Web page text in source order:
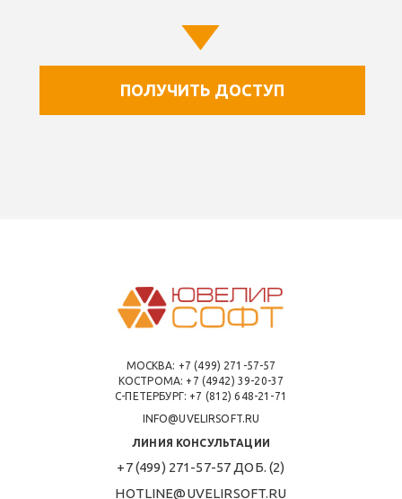
ПОЛУЧИТЬ ДОСТУП
ЛИНИЯ КОНСУЛЬТАЦИИ
+7 (499) 271-57-57 ДОБ. (2)
HOTLINE@UVELIRSOFT.RU
МОСКВА: +7 (499) 271-57-57
КОСТРОМА: +7 (4942) 39-20-37
С-ПЕТЕРБУРГ: +7 (812) 648-21-71
INFO@UVELIRSOFT.RU